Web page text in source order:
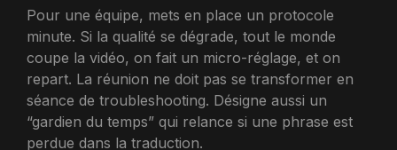
Pour une équipe, mets en place un protocole
minute. Si la qualité se dégrade, tout le monde
coupe la vidéo, on fait un micro-réglage, et on
repart. La réunion ne doit pas se transformer en
séance de troubleshooting. Désigne aussi un
“gardien du temps” qui relance si une phrase est
perdue dans la traduction.